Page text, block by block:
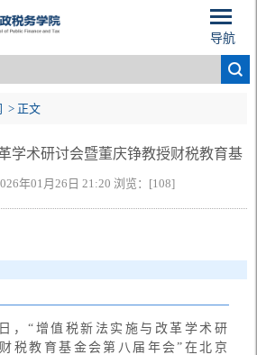
导航
> 正文
学术研讨会暨董庆铮教授财税教育基
第八届年会顺利举办
年01月26日 21:20 浏览：[108]
，“增值税新法实施与改革学术研
税教育基金会第八届年会”在北京